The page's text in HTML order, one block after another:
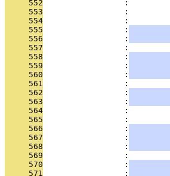
     552
:
     553
:
     554
:
     555
                 :
     556
                 :
     557
:
     558
                 :
     559
                 :
     560
                 :
     561
:
     562
                 :
     563
                 :
     564
:
     565
:
     566
                 :
     567
                 :
     568
                 :
     569
:
     570
                 :
     571
                 :